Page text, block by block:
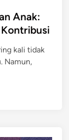
Anak:
kali tidak
Namun,